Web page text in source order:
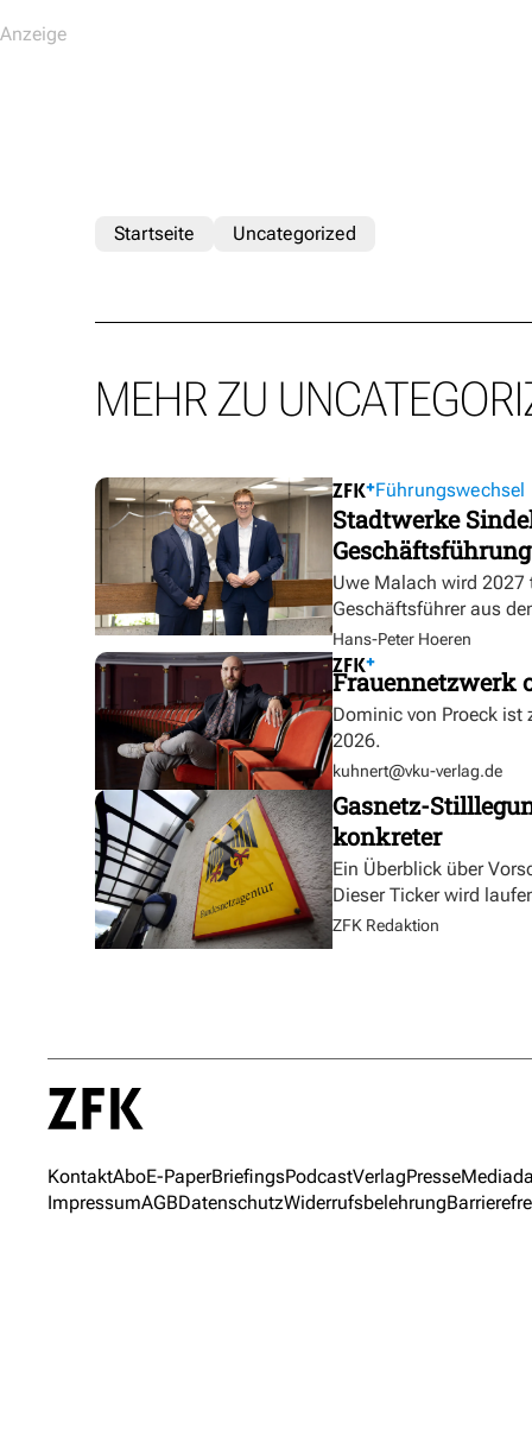
Startseite Uncategorized
MEHR ZU
Führungswechsel
Stadtwerke
Uwe Malach wird 2027
Geschäftsführer aus
Hans-Peter Hoeren
Frauennetzwerk
Dominic von Proeck ist
2026.
kuhnert@vku-verlag.de
Gasnetz-
konkreter
Ein Überblick über
Dieser Ticker wird
ZFK Redaktion
KontaktAboE-PaperBriefingsPodcastVerlagPresse
ImpressumAGBDatenschutzWiderrufsbelehrung